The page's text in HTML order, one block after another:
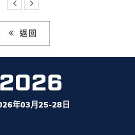
返回
年03月25-28日